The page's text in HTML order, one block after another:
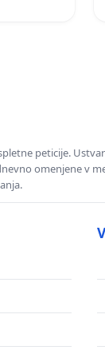
peticije.
omenjene v